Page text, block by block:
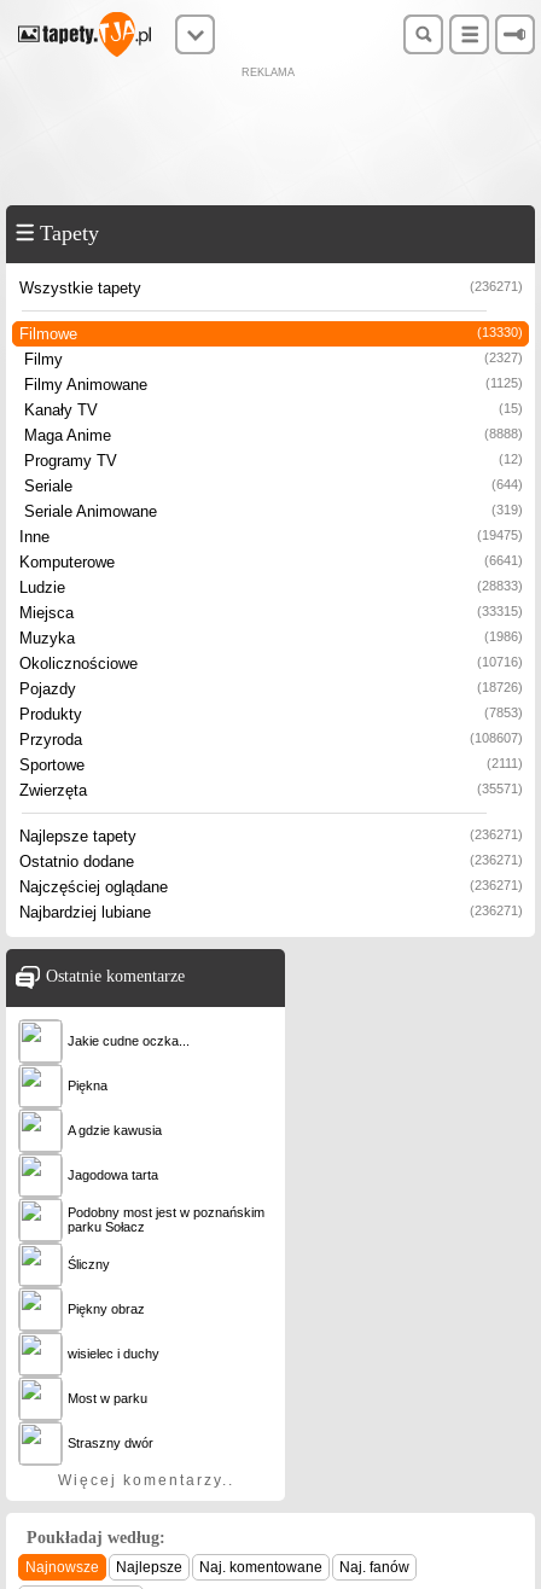
REKLAMA
Tapety
Wszystkie tapety (236271)
Filmowe (13330)
Filmy (2327)
Filmy Animowane (1125)
Kanały TV (15)
Maga Anime (8888)
Programy TV (12)
Seriale (644)
Seriale Animowane (319)
Inne (19475)
Komputerowe (6641)
Ludzie (28833)
Miejsca (33315)
Muzyka (1986)
Okolicznościowe (10716)
Pojazdy (18726)
Produkty (7853)
Przyroda (108607)
Sportowe (2111)
Zwierzęta (35571)
Najlepsze tapety (236271)
Ostatnio dodane (236271)
Najczęściej oglądane (236271)
Najbardziej lubiane (236271)
Ostatnie komentarze
Jakie cudne oczka...
Piękna
A gdzie kawusia
Jagodowa tarta
Podobny most jest w poznańskim
parku Sołacz
Śliczny
Piękny obraz
wisielec i duchy
Most w parku
Straszny dwór
Więcej komentarzy..
Poukładaj według:
Najnowsze Najlepsze Naj. komentowane
Naj. fanów